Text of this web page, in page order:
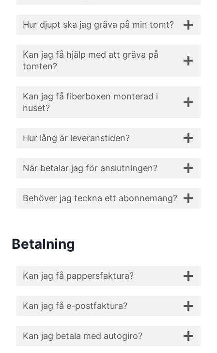
Hur djupt ska jag gräva på min tomt?
Kan jag få hjälp med att gräva på
tomten?
Kan jag få fiberboxen monterad i
huset?
Hur lång är leveranstiden?
När betalar jag för anslutningen?
Behöver jag teckna ett abonnemang?
Betalning
Kan jag få pappersfaktura?
Kan jag få e-postfaktura?
Kan jag betala med autogiro?